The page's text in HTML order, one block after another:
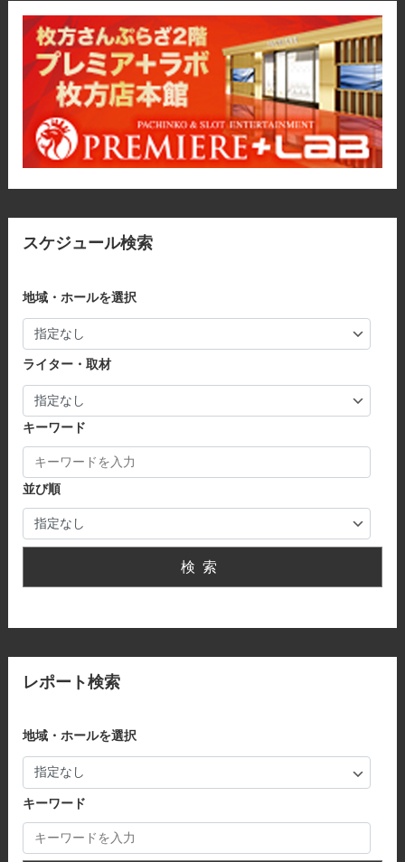
スケジュール検索
地域・ホールを選択
ライター・取材
キーワード
並び順
検索
レポート検索
地域・ホールを選択
キーワード